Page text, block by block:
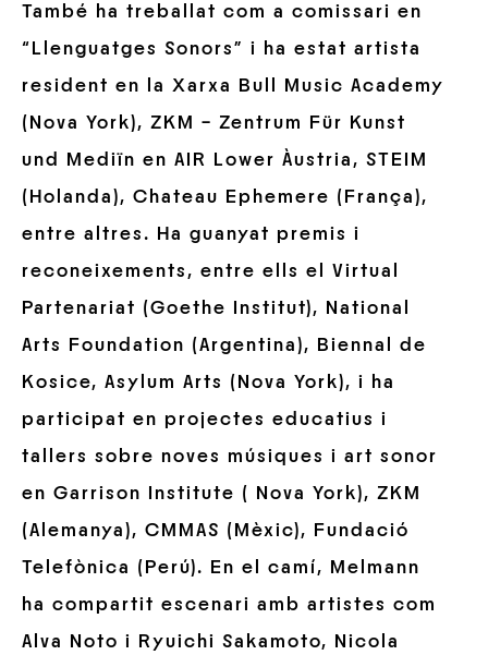
També ha treballat com a comissari en
“Llenguatges Sonors” i ha estat artista
resident en la Xarxa Bull Music Academy
(Nova York), ZKM – Zentrum Für Kunst
und Mediïn en AIR Lower Àustria, STEIM
(Holanda), Chateau Ephemere (França),
entre altres. Ha guanyat premis i
reconeixements, entre ells el Virtual
Partenariat (Goethe Institut), National
Arts Foundation (Argentina), Biennal de
Kosice, Asylum Arts (Nova York), i ha
participat en projectes educatius i
tallers sobre noves músiques i art sonor
en Garrison Institute ( Nova York), ZKM
(Alemanya), CMMAS (Mèxic), Fundació
Telefònica (Perú). En el camí, Melmann
ha compartit escenari amb artistes com
Alva Noto i Ryuichi Sakamoto, Nicola